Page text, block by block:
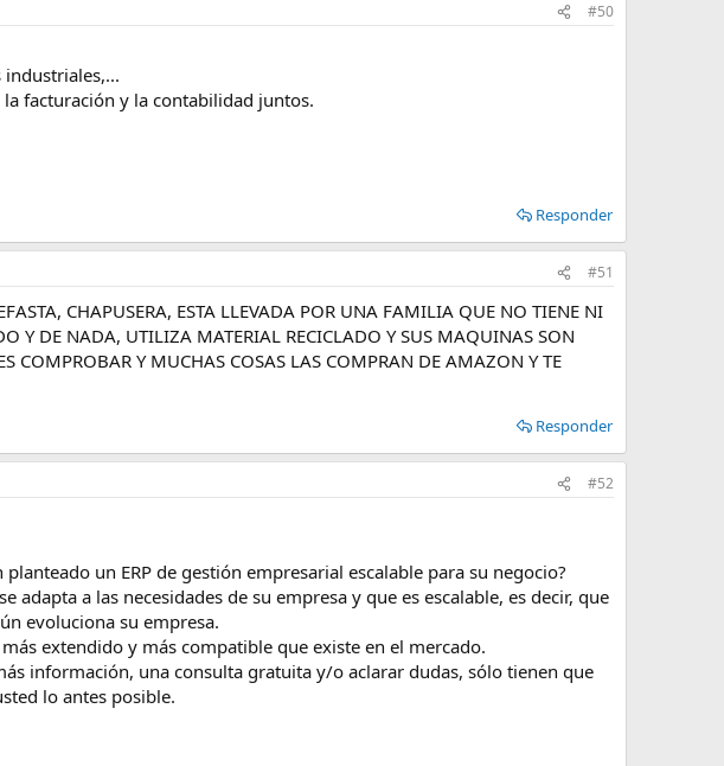
#50
facturación y la contabilidad juntos.
Responder
#51
CHAPUSERA, ESTA LLEVADA POR UNA FAMILIA QUE NO TIENE NI
Y DE NADA, UTILIZA MATERIAL RECICLADO Y SUS MAQUINAS SON
COMPROBAR Y MUCHAS COSAS LAS COMPRAN DE AMAZON Y TE
Responder
#52
un ERP de gestión empresarial escalable para su negocio?
adapta a las necesidades de su empresa y que es escalable, es decir, que
evoluciona su empresa.
extendido y más compatible que existe en el mercado.
información, una consulta gratuita y/o aclarar dudas, sólo tienen que
lo antes posible.